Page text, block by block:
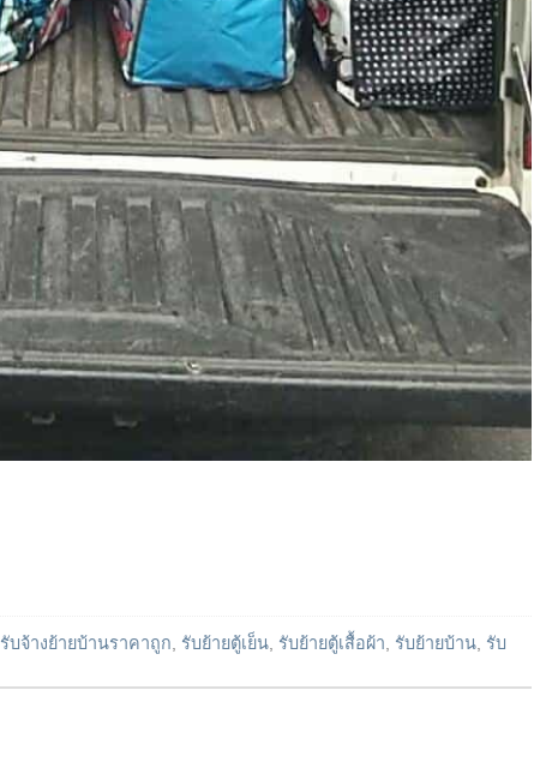
รับจ้างย้ายบ้านราคาถูก รับย้ายตู้เย็น รับย้ายตู้เสื้อผ้า รับย้ายบ้าน รับ